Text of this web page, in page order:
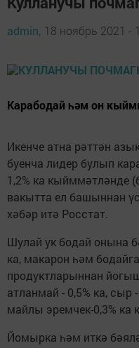
admin, 18 ноябрь 2021 -
Карабодай һәм он
Икенче атна рәттән
буенча лидер булып
1,2% ка кыйммәтләнде
вакытта ел башыннан
хәбәр итә Росстат.
Шулай ук бодай онына
ка, макарон һәм
продуктларыннан
атланмай - 0,5% ка, сыр
майлы эремчек-0,3% ка
Йомырка һәм иткә